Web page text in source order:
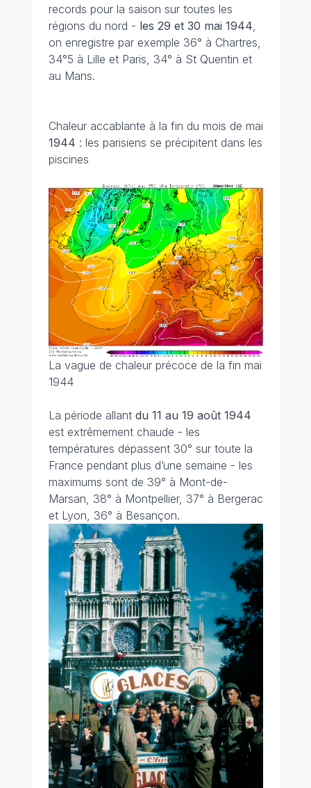
records pour la saison sur toutes les
régions du nord - les 29 et 30 mai 1944,
on enregistre par exemple 36° à Chartres,
34°5 à Lille et Paris, 34° à St Quentin et
au Mans.
Chaleur accablante à la fin du mois de mai
1944 : les parisiens se précipitent dans les
piscines
La vague de chaleur précoce de la fin mai
1944
La période allant du 11 au 19 août 1944
est extrêmement chaude - les
températures dépassent 30° sur toute la
France pendant plus d’une semaine - les
maximums sont de 39° à Mont-de-
Marsan, 38° à Montpellier, 37° à Bergerac
et Lyon, 36° à Besançon.